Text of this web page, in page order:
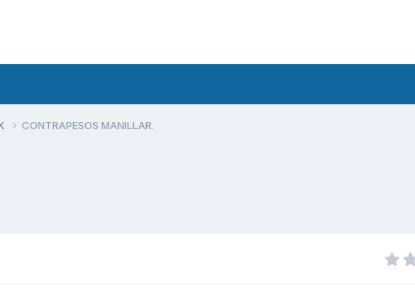
CONTRAPESOS MANILLAR.